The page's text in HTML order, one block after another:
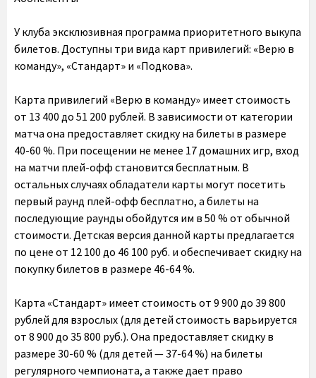
У клуба эксклюзивная программа приоритетного выкупа
билетов. Доступны три вида карт привилегий: «Верю в
команду», «Стандарт» и «Подкова».
Карта привилегий «Верю в команду» имеет стоимость
от 13 400 до 51 200 рублей. В зависимости от категории
матча она предоставляет скидку на билеты в размере
40-60 %. При посещении не менее 17 домашних игр, вход
на матчи плей-офф становится бесплатным. В
остальных случаях обладатели карты могут посетить
первый раунд плей-офф бесплатно, а билеты на
последующие раунды обойдутся им в 50 % от обычной
стоимости. Детская версия данной карты предлагается
по цене от 12 100 до 46 100 руб. и обеспечивает скидку на
покупку билетов в размере 46-64 %.
Карта «Стандарт» имеет стоимость от 9 900 до 39 800
рублей для взрослых (для детей стоимость варьируется
от 8 900 до 35 800 руб.). Она предоставляет скидку в
размере 30-60 % (для детей — 37-64 %) на билеты
регулярного чемпионата, а также дает право